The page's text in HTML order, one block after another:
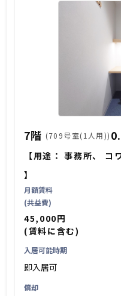
7階 (709号室(1人用))
【用途：事務所、 コ
】
月額賃料
(共益費)
45,000円
(賃料に含む)
入居可能時期
即入居可
償却